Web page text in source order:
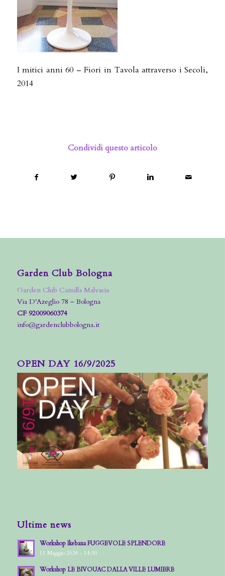
I mitici anni 60 – Fiori in Tavola attraverso i Secoli,
2014
Condividi questo articolo
Garden Club Bologna
Garden Club Camilla Malvasia
Via D’Azeglio 78 – Bologna
CF 92009060374
info@gardenclubbologna.it
OPEN DAY 16/9/2025
Ultime news
Workshop Ikebana FUGGEVOLE SPLENDORE
11 Maggio 2026 - 14:30
Workshop LE BIVOUAC DALLA VILLE LUMIERE